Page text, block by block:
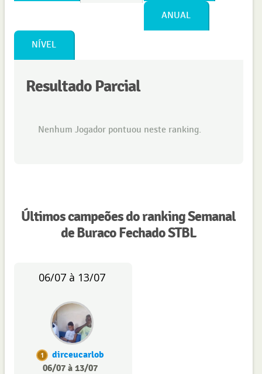
ANUAL
NÍVEL
Resultado Parcial
Nenhum Jogador pontuou neste ranking.
Últimos campeões do ranking Semanal
de Buraco Fechado STBL
06/07 à 13/07
1
dirceucarlob
06/07 à 13/07